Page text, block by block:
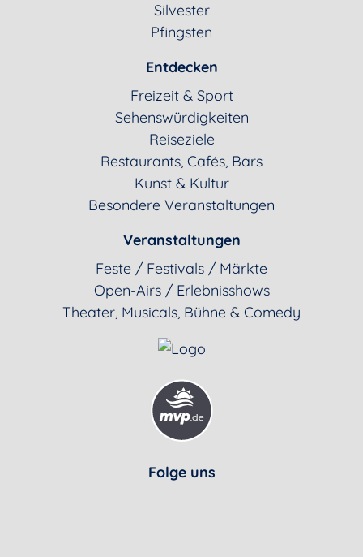
Silvester
Pfingsten
Entdecken
Freizeit & Sport
Sehenswürdigkeiten
Reiseziele
Restaurants, Cafés, Bars
Kunst & Kultur
Besondere Veranstaltungen
Veranstaltungen
Feste / Festivals / Märkte
Open-Airs / Erlebnisshows
Theater, Musicals, Bühne & Comedy
Folge uns